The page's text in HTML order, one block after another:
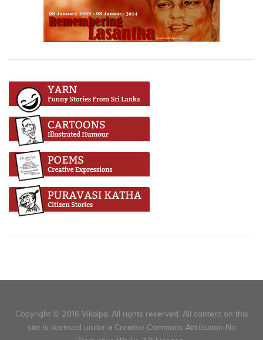
Copyright © 2016 Vikalpa. All rights reserved. All content on this
site is licensed under a Creative Commons Attribution-No